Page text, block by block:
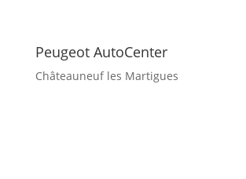
Peugeot AutoCenter
Châteauneuf les Martigues